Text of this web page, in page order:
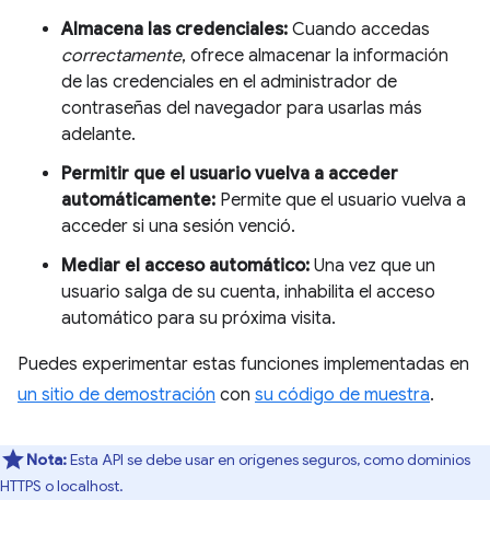
Almacena las credenciales: Cuando accedas
correctamente, ofrece almacenar la información
de las credenciales en el administrador de
contraseñas del navegador para usarlas más
adelante.
Permitir que el usuario vuelva a acceder
automáticamente: Permite que el usuario vuelva a
acceder si una sesión venció.
Mediar el acceso automático: Una vez que un
usuario salga de su cuenta, inhabilita el acceso
automático para su próxima visita.
Puedes experimentar estas funciones implementadas en
un sitio de demostración con su código de muestra.
Nota:Esta API se debe usar en orígenes seguros, como dominios
HTTPS o localhost.